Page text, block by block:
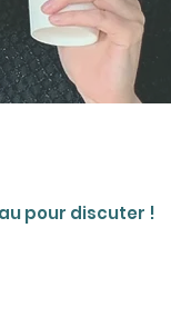
pour discuter !